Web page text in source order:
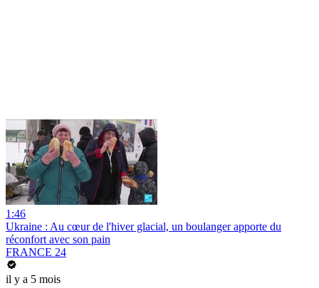
1:46
Ukraine : Au cœur de l'hiver glacial, un boulanger apporte du
réconfort avec son pain
FRANCE 24
il y a 5 mois